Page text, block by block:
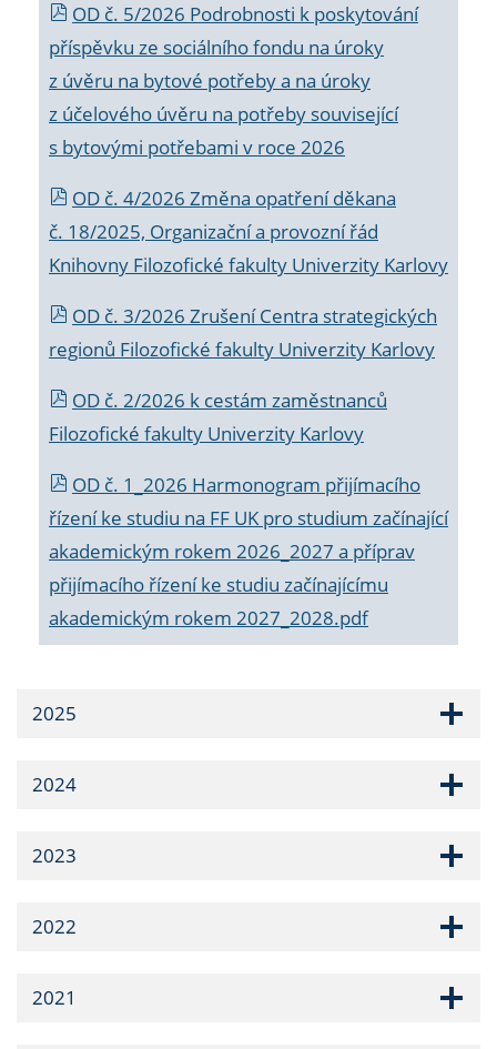
OD č. 5/2026 Podrobnosti k poskytování
příspěvku ze sociálního fondu na úroky
z úvěru na bytové potřeby a na úroky
z účelového úvěru na potřeby související
s bytovými potřebami v roce 2026
OD č. 4/2026 Změna opatření děkana
č. 18/2025, Organizační a provozní řád
Knihovny Filozofické fakulty Univerzity Karlovy
OD č. 3/2026 Zrušení Centra strategických
regionů Filozofické fakulty Univerzity Karlovy
OD č. 2/2026 k cestám zaměstnanců
Filozofické fakulty Univerzity Karlovy
OD č. 1_2026 Harmonogram přijímacího
řízení ke studiu na FF UK pro studium začínající
akademickým rokem 2026_2027 a příprav
přijímacího řízení ke studiu začínajícímu
akademickým rokem 2027_2028.pdf
2025
2024
2023
2022
2021